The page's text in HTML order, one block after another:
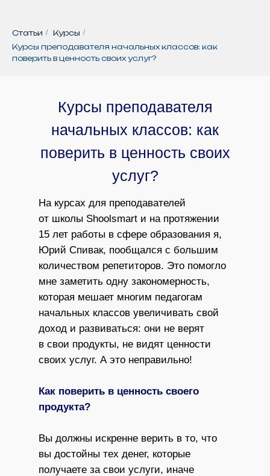
Статьи / Курсы /
Курсы преподавателя начальных классов: как
поверить в ценность своих услуг?
Курсы преподавателя
начальных классов: как
поверить в ценность своих
услуг?
На курсах для преподавателей
от школы Shoolsmart и на протяжении
15 лет работы в сфере образования я,
Юрий Спивак, пообщался с большим
количеством репетиторов. Это помогло
мне заметить одну закономерность,
которая мешает многим педагогам
начальных классов увеличивать свой
доход и развиваться: они не верят
в свои продукты, не видят ценности
своих услуг. А это неправильно!
Как поверить в ценность своего
продукта?
Вы должны искренне верить в то, что
вы достойны тех денег, которые
получаете за свои услуги, иначе